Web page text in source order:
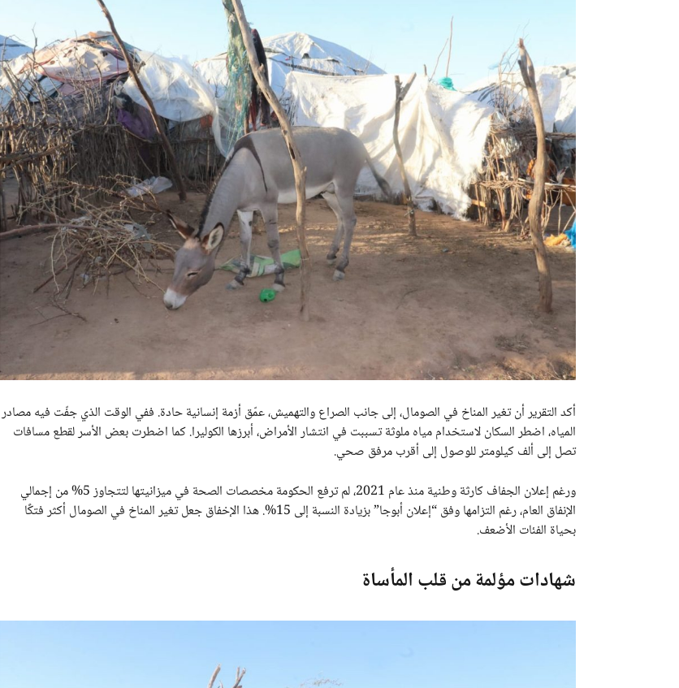
أكد التقرير أن تغير المناخ في الصومال، إلى جانب الصراع والتهميش، عمّق أزمة إنسانية حادة. ففي الوقت الذي جفّت فيه مصادر
المياه، اضطر السكان لاستخدام مياه ملوثة تسببت في انتشار الأمراض، أبرزها الكوليرا. كما اضطرت بعض الأسر لقطع مسافات
تصل إلى ألف كيلومتر للوصول إلى أقرب مرفق صحي.
ورغم إعلان الجفاف كارثة وطنية منذ عام 2021، لم ترفع الحكومة مخصصات الصحة في ميزانيتها لتتجاوز 5% من إجمالي
الإنفاق العام، رغم التزامها وفق “إعلان أبوجا” بزيادة النسبة إلى 15%. هذا الإخفاق جعل تغير المناخ في الصومال أكثر فتكًا
بحياة الفئات الأضعف.
شهادات مؤلمة من قلب المأساة